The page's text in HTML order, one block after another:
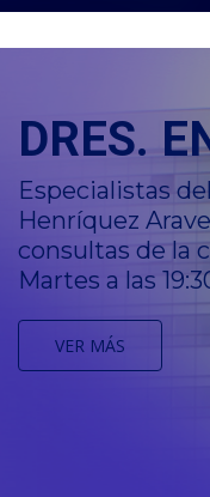
DRES.
Especialistas
Henríquez
consultas de la
Martes a las
VER MÁS